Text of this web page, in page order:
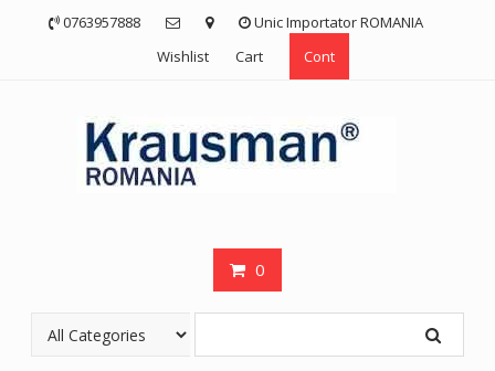
0763957888
Unic Importator ROMANIA
Wishlist
Cart Cont
0